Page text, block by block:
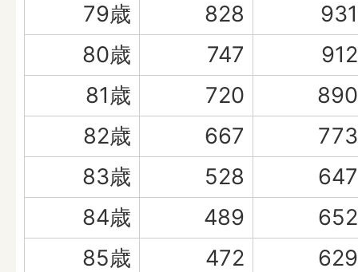
79歳
828
931
80歳
747
912
81歳
720
890
82歳
667
773
83歳
528
647
84歳
489
652
85歳
472
629